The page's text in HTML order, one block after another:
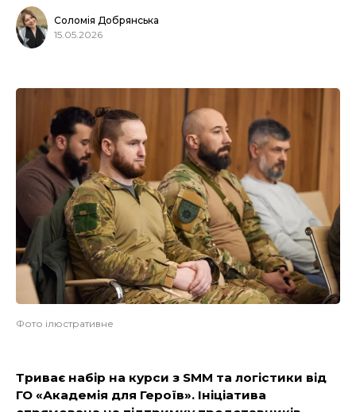
Соломія Добрянська
15.05.2026
Фото ілюстративне
Триває набір на курси з SMM та логістики від
ГО «Академія для Героїв». Ініціатива